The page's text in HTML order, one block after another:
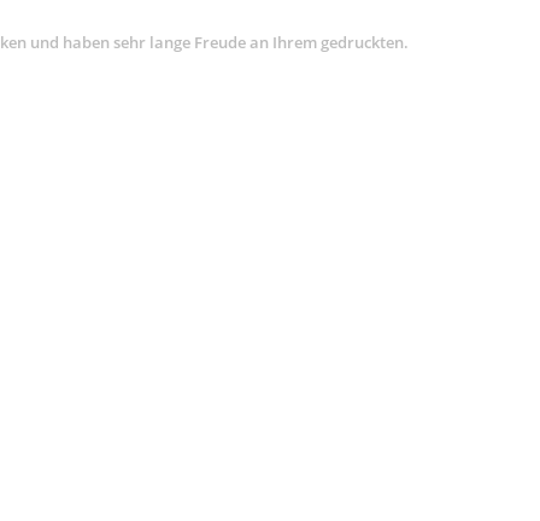
und haben sehr lange Freude an Ihrem gedruckten.